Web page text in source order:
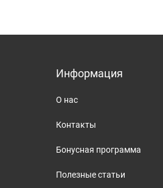
Информация
О нас
Контакты
Бонусная программа
Полезные статьи